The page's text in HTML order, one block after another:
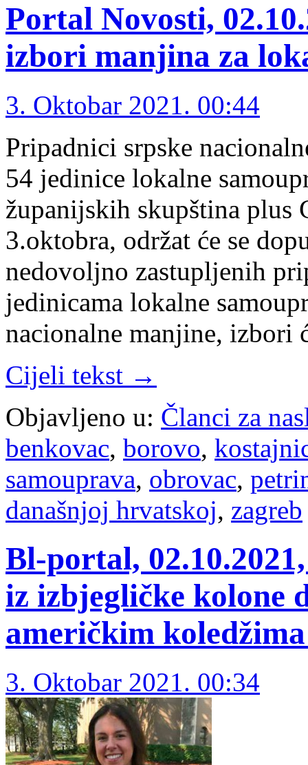
Portal Novosti,
izbori manjina za
3. Oktobar 2021. 00:44
Pripadnici srpske
54 jedinice lokalne
županijskih skupština plus
3.oktobra, održat će se
nedovoljno zastupljenih
jedinicama lokalne
nacionalne manjine,
Cijeli tekst →
Objavljeno u: Članci za
benkovac, borovo,
samouprava, obrovac,
današnjoj hrvatskoj, zagreb
Bl-portal,
iz izbjegličke kolone
američkim
3. Oktobar 2021. 00:34